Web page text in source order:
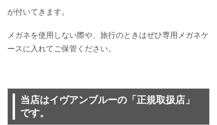
が付いてきます。
メガネを使用しない際や、旅行のときはぜひ専用メガネケ
ースに入れてご保管ください。
当店はイヴアンブルーの「正規取扱店」
です。